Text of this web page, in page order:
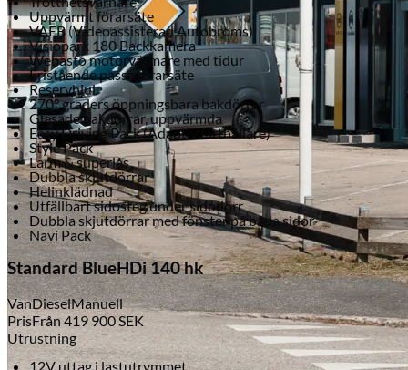
Serviceverkstad
Uppvärmt förarsäte
VAEB (Videoassisterad Autobroms)
Visiopark 180 Backkamera
Webasto motorvärmare med tidur
Fristående passagerarsäte
Reservhjul
270° graders öppningsbara bakdörrar
Glasade bakdörrar, uppvärmda
Easy Driving Pack (Adaptiv farthållare)
Style Pack
Larm & superlås
Dubbla skjutdörrar
Helinklädnad
Utfällbart sidosteg under sidodörr
Dubbla skjutdörrar med fönster på båda sidor
Navi Pack
Standard BlueHDi 140 hk
VanDieselManuell
PrisFrån 419 900SEK
Utrustning
12V uttag i lastutrymmet